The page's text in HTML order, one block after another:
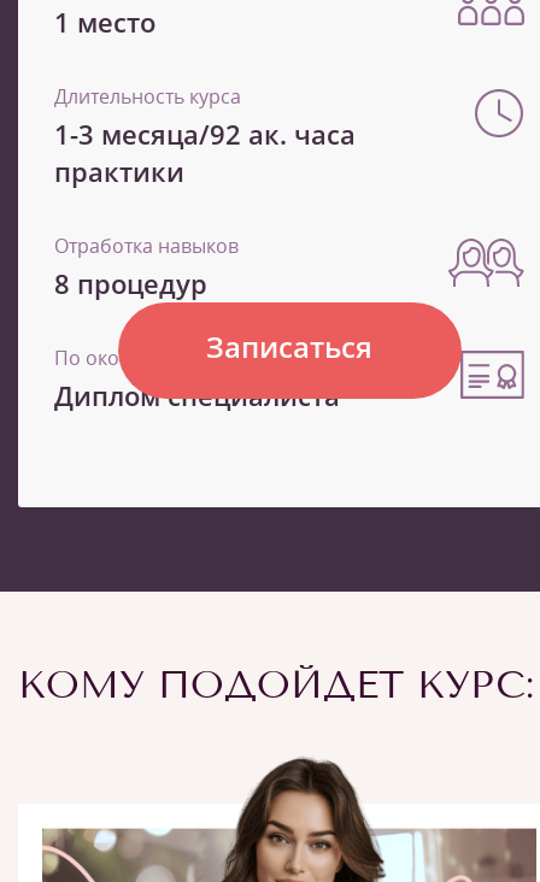
1 место
Длительность курса
1-3 месяца/92 ак. часа
практики
Отработка навыков
8 процедур
По окончанию
Диплом специалиста
Записаться
КОМУ ПОДОЙДЕТ КУРС: